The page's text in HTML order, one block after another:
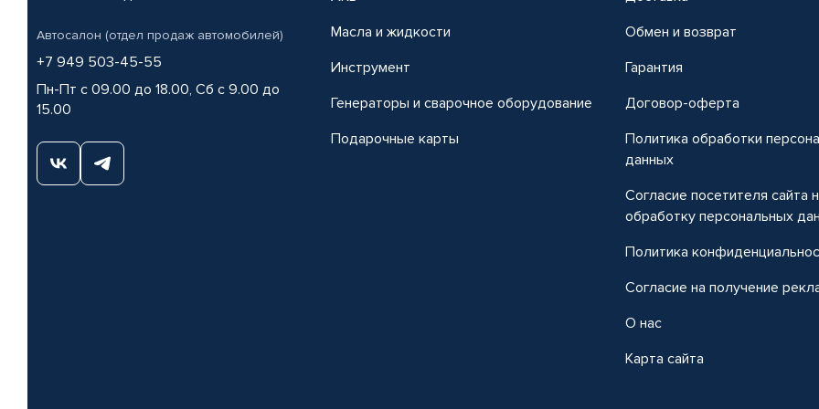
Автосалон (отдел продаж автомобилей)
+7 949 503-45-55
Пн-Пт с 09.00 до 18.00, Сб с 9.00 до
15.00
Масла и жидкости
Инструмент
Генераторы и сварочное оборудование
Подарочные карты
Обмен и возврат
Гарантия
Договор-оферта
Политика обработки
данных
Согласие посетителя сайта
обработку персональных
Политика
Согласие на получение
О нас
Карта сайта